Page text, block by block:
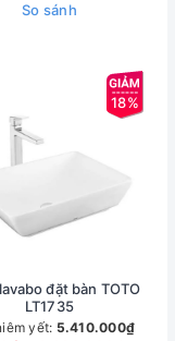
So sánh
18%
đặt bàn TOTO
LT1735
yết: 5.410.000₫